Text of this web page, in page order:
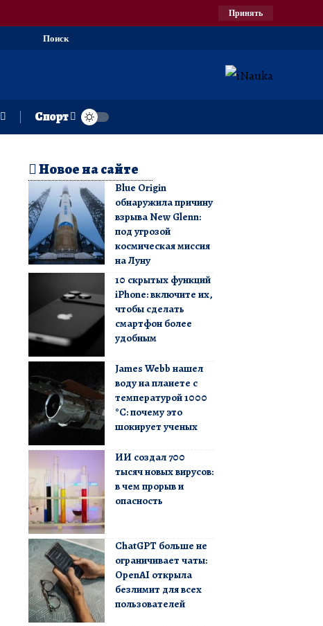
Принять
Поиск
Спорт
Новое на сайте
Blue Origin
обнаружила причину
взрыва New Glenn:
под угрозой
космическая миссия
на Луну
10 скрытых функций
iPhone: включите их,
чтобы сделать
смартфон более
удобным
James Webb нашел
воду на планете с
температурой 1000
°C: почему это
шокирует ученых
ИИ создал 700
тысяч новых вирусов:
в чем прорыв и
опасность
ChatGPT больше не
ограничивает чаты:
OpenAI открыла
безлимит для всех
пользователей